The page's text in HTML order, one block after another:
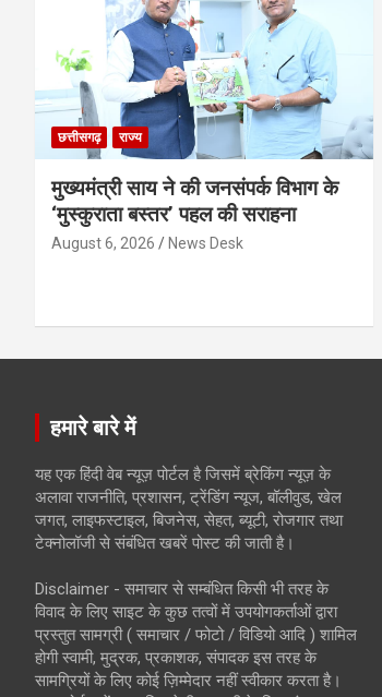
छत्तीसगढ़ राज्य
मुख्यमंत्री साय ने की जनसंपर्क विभाग के
‘मुस्कुराता बस्तर’ पहल की सराहना
August 6, 2026 News Desk
हमारे बारे में
यह एक हिंदी वेब न्यूज़ पोर्टल है जिसमें ब्रेकिंग न्यूज़ के
अलावा राजनीति, प्रशासन, ट्रेंडिंग न्यूज, बॉलीवुड, खेल
जगत, लाइफस्टाइल, बिजनेस, सेहत, ब्यूटी, रोजगार तथा
टेक्नोलॉजी से संबंधित खबरें पोस्ट की जाती है।
Disclaimer - समाचार से सम्बंधित किसी भी तरह के
विवाद के लिए साइट के कुछ तत्वों में उपयोगकर्ताओं द्वारा
प्रस्तुत सामग्री ( समाचार / फोटो / विडियो आदि ) शामिल
होगी स्वामी, मुद्रक, प्रकाशक, संपादक इस तरह के
सामग्रियों के लिए कोई ज़िम्मेदार नहीं स्वीकार करता है।